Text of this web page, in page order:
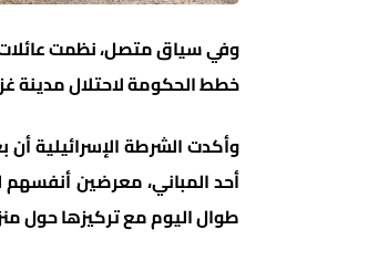
وفي سياق متصل، نظمت عائلات
خطط الحكومة لاحتلال مدينة
وأكدت الشرطة الإسرائيلية
أحد المباني، معرضين أنفسهم
طوال اليوم مع تركيزها حول